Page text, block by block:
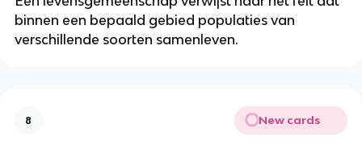
binnen een bepaald gebied populaties van
verschillende soorten samenleven.
8 New cards